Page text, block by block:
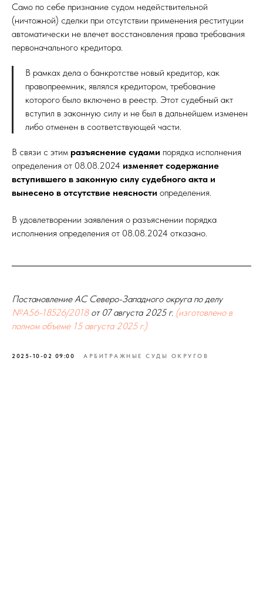
Само по себе признание судом недействительной
(ничтожной) сделки при отсутствии применения реституции
автоматически не влечет восстановления права требования
первоначального кредитора.
В рамках дела о банкротстве новый кредитор, как
правопреемник, являлся кредитором, требование
которого было включено в реестр. Этот судебный акт
вступил в законную силу и не был в дальнейшем изменен
либо отменен в соответствующей части.
В связи с этим разъяснение судами порядка исполнения
определения от 08.08.2024 изменяет содержание
вступившего в законную силу судебного акта и
вынесено в отсутствие неясности определения.
В удовлетворении заявления о разъяснении порядка
исполнения определения от 08.08.2024 отказано.
Постановление АС Северо-Западного округа по делу
№А56-18526/2018от 07 августа 2025 г. (изготовлено в
полном объеме 15 августа 2025 г.)
2025-10-02 09:00 АРБИТРАЖНЫЕ СУДЫ ОКРУГОВ